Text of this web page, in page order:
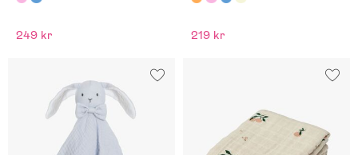
249 kr 219 kr